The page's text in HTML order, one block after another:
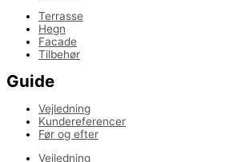
Terrasse
Hegn
Facade
Tilbehør
Guide
Vejledning
Kundereferencer
Før og efter
Vejledning